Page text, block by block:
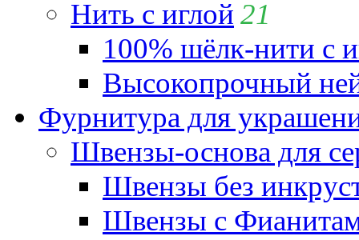
Нить с иглой 21
100% шёлк-нити с
Высокопрочный
Фурнитура для
Швензы-основа для
Швензы без
Швензы с